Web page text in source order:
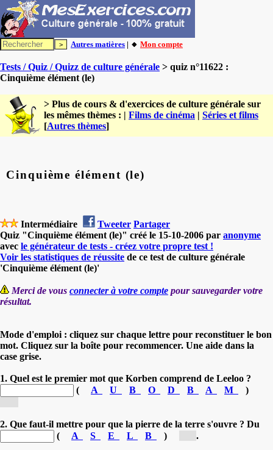
Autres matières | 🔸 Mon compte
Tests / Quiz / Quizz de culture générale > quiz n°11622 :
Cinquième élément (le)
> Plus de cours & d'exercices de culture générale sur
les mêmes thèmes : | Films de cinéma | Séries et films
[Autres thèmes]
Cinquième élément (le)
Intermédiaire Tweeter Partager
Quiz "Cinquième élément (le)" créé le 15-10-2006 par anonyme
avec le générateur de tests - créez votre propre test !
Voir les statistiques de réussite de ce test de culture générale
'Cinquième élément (le)'
Merci de vous connecter à votre compte pour sauvegarder votre
résultat.
Mode d'emploi : cliquez sur chaque lettre pour reconstituer le bon
mot. Cliquez sur la boîte pour recommencer. Une aide dans la
case grise.
1. Quel est le premier mot que Korben comprend de Leeloo ?
(
A U B O D B A M
)
2. Que faut-il mettre pour que la pierre de la terre s'ouvre ? Du
(
A S E L B ) .